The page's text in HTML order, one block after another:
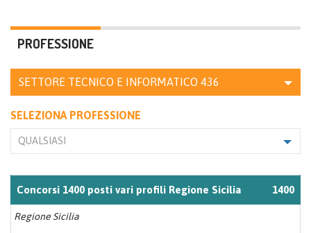
PROFESSIONE
SETTORE TECNICO E INFORMATICO 436
SELEZIONA PROFESSIONE
QUALSIASI
Concorsi 1400 posti vari profili Regione Sicilia 1400
Regione Sicilia